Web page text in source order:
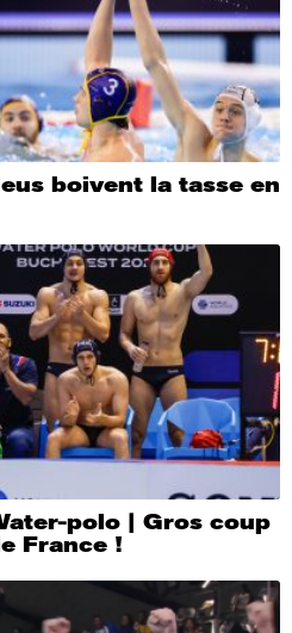
boivent la tasse en
polo | Gros coup
France !